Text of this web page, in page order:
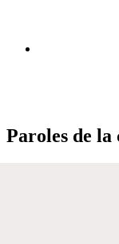
Paroles de la